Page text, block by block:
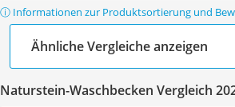
ⓘ Informationen zur Produktsortierung und
Ähnliche Vergleiche anzeigen
Naturstein-Waschbecken Vergleich